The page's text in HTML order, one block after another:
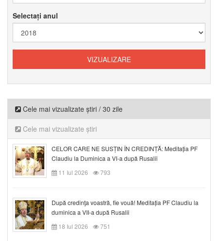
Selectați anul
Cele mai vizualizate știri / 30 zile
Cele mai vizualizate știri
CELOR CARE NE SUSȚIN ÎN CREDINȚĂ: Meditația PF
Claudiu la Duminica a VI-a după Rusalii
11 Iul 2026
793
După credinţa voastră, fie vouă! Meditația PF Claudiu la
duminica a VII-a după Rusalii
18 Iul 2026
751